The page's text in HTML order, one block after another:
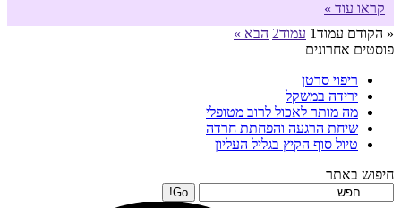
קראו עוד »
« הקודם עמוד1 עמוד2 הבא »
פוסטים אחרונים
ריפוי סרטן
ירידה במשקל
מה מותר לאכול לרוב מטופלי
שיחת הרגעה והפחתת חרדה
טיול סוף הקיץ בגליל העליון
חיפוש באתר
Search: